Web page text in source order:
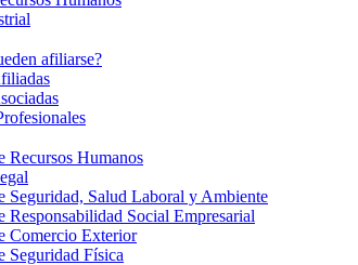
afiliarse?
Recursos Humanos
Seguridad, Salud Laboral y Ambiente
Responsabilidad Social Empresarial
Comercio Exterior
Seguridad Física